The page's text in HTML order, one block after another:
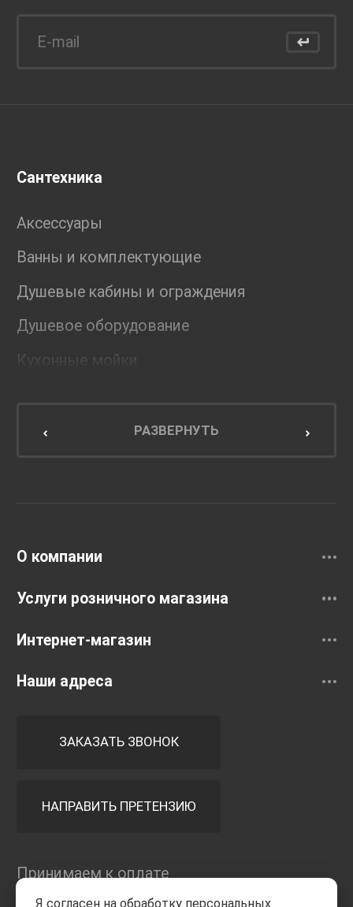
Сантехника
Аксессуары
Ванны и комплектующие
Душевые кабины и ограждения
Душевое оборудование
Кухонные мойки
Мебель для кухниРАЗВЕРНУТЬ
О компании
Услуги розничного магазина
Интернет-магазин
Наши адреса
ЗАКАЗАТЬ ЗВОНОК
НАПРАВИТЬ ПРЕТЕНЗИЮ
Принимаем к оплате
Я согласен на обработку персональных